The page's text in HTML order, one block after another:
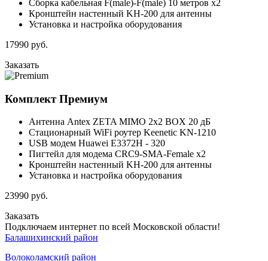
Сборка кабельная F(male)-F(male) 10 метров x2
Кронштейн настенный KH-200 для антенны
Установка и настройка оборудования
17990 руб.
Заказать
КомплектПремиум
Антенна Antex ZETA MIMO 2x2 BOX 20 дБ
Стационарный WiFi роутер Keenetic KN-1210
USB модем Huawei E3372H - 320
Пигтейл для модема CRC9-SMA-Female x2
Кронштейн настенный KH-200 для антенны
Установка и настройка оборудования
23990 руб.
Заказать
Подключаем интернет по всей Московской области!
Балашихинский район
Волоколамский район